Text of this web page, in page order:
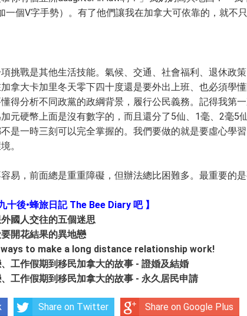
一個V字手勢）。有了他們讓我在加拿大可依靠的，就不
挑戰是其他生活技能。氣候、交通、社會福利、退休政
拿大卡加里冬天零下四十度還是要外出上班、也必須學
得分析不同政黨的政綱背景，履行公民義務。記得我第
元硬幣上面是沒有數字的，而且還分了5仙、1毫、2毫5
是一時三刻可以完全掌握的。我們要做的就是要虛心學
。
容易，前面總是重重障礙，但辦法總比困難多。最重要的
十後•蜂旅日記 The Bee Diary 吧 】
國人交往的五個迷思
開花結果的異地戀
ways to make a long distance relationship work!
、工作假期到移民加拿大的故事 - 證婚及結婚
、工作假期到移民加拿大的故事 - 永久居民申請
Share on Twitter Share on Google Plus